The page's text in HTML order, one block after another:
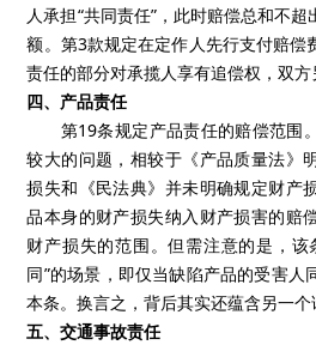
人承担“共同责任”，此时赔偿总和不
额。第3款规定在定作人先行支付赔偿
责任的部分对承揽人享有追偿权，双方
四、产品责任
第19条规定产品责任的赔偿范围
较大的问题，相较于《产品质量法》
损失和《民法典》并未明确规定财产
品本身的财产损失纳入财产损害的赔
财产损失的范围。但需注意的是，该
同”的场景，即仅当缺陷产品的受害人
本条。换言之，背后其实还蕴含另一个
五、交通事故责任